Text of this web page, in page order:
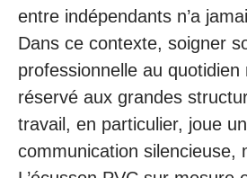
entre indépendants n’a
Dans ce contexte, soigner
professionnelle au quotidien
réservé aux grandes
travail, en particulier, joue
communication silencieuse,